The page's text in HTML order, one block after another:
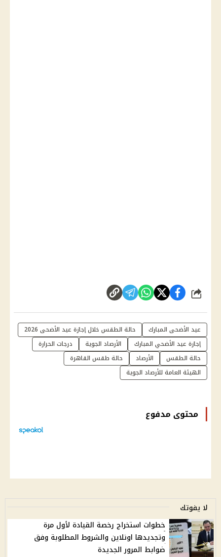
شارك
عيد الأضحى المبارك
حالة الطقس خلال إجازة عيد الأضحى 2026
إجازة عيد الأضحي المبارك
الأرصاد الجوية
درجات الحرارة
حالة الطقس
الأرصاد
حالة طقس القاهرة
الهيئة العامة للأرصاد الجوية
محتوى مدفوع
لا يفوتك
خطوات استخراج رخصة القيادة لأول مرة
وتجديدها اونلاين والشروط المطلوبة وفق
ضوابط المرور الجديدة